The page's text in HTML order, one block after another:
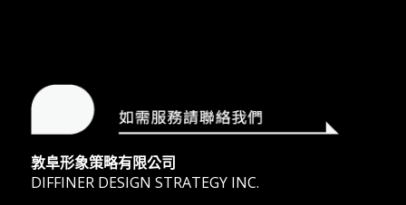
敦阜形象策略有限公司
DIFFINER DESIGN STRATEGY INC.